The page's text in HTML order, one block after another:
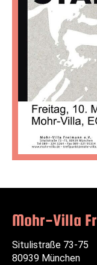
Mohr-Villa
Situlistraße 73-75
80939 München